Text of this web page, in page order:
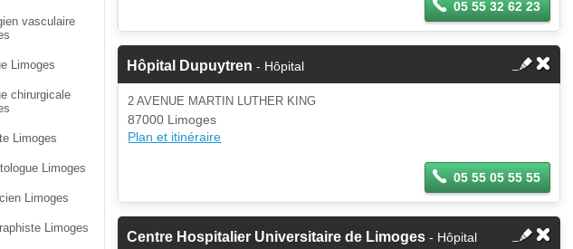
vasculaire
Limoges
chirurgicale
Limoges
Limoges
Limoges
Limoges
05 55 32 62 23
Hôpital Dupuytren - Hôpital
2 AVENUE MARTIN LUTHER KING
87000 Limoges
Plan et itinéraire
05 55 05 55 55
Centre Hospitalier Universitaire de Limoges - Hôpital